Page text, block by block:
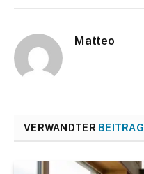
Matteo
VERWANDTER BEITRAG